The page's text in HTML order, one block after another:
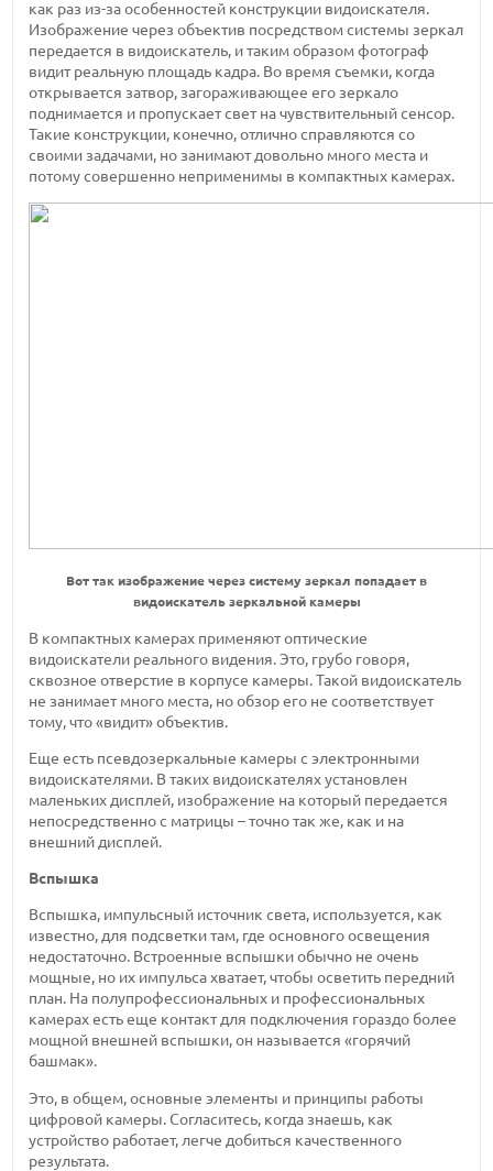
как раз из-за особенностей конструкции видоискателя.
Изображение через объектив посредством системы зеркал
передается в видоискатель, и таким образом фотограф
видит реальную площадь кадра. Во время съемки, когда
открывается затвор, загораживающее его зеркало
поднимается и пропускает свет на чувствительный сенсор.
Такие конструкции, конечно, отлично справляются со
своими задачами, но занимают довольно много места и
потому совершенно неприменимы в компактных камерах.
Вот так изображение через систему зеркал попадает в
видоискатель зеркальной камеры
В компактных камерах применяют оптические
видоискатели реального видения. Это, грубо говоря,
сквозное отверстие в корпусе камеры. Такой видоискатель
не занимает много места, но обзор его не соответствует
тому, что «видит» объектив.
Еще есть псевдозеркальные камеры с электронными
видоискателями. В таких видоискателях установлен
маленьких дисплей, изображение на который передается
непосредственно с матрицы – точно так же, как и на
внешний дисплей.
Вспышка
Вспышка, импульсный источник света, используется, как
известно, для подсветки там, где основного освещения
недостаточно. Встроенные вспышки обычно не очень
мощные, но их импульса хватает, чтобы осветить передний
план. На полупрофессиональных и профессиональных
камерах есть еще контакт для подключения гораздо более
мощной внешней вспышки, он называется «горячий
башмак».
Это, в общем, основные элементы и принципы работы
цифровой камеры. Согласитесь, когда знаешь, как
устройство работает, легче добиться качественного
результата.